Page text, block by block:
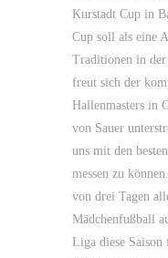
Kurstadt Cup in
Cup soll als eine
Traditionen in
freut sich der
Hallenmasters in
von Sauer
uns mit den
messen zu
von drei Tagen
Mädchenfußball
Liga diese Saison